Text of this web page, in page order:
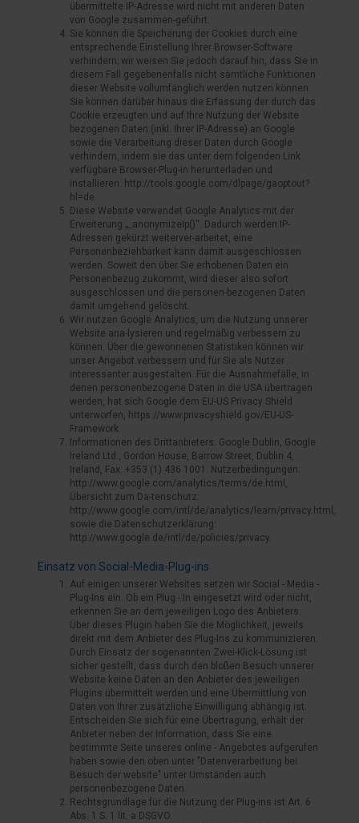
übermittelte IP-Adresse wird nicht mit anderen Daten
von Google zusammen-geführt.
Sie können die Speicherung der Cookies durch eine
entsprechende Einstellung Ihrer Browser-Software
verhindern; wir weisen Sie jedoch darauf hin, dass Sie in
diesem Fall gegebenenfalls nicht sämtliche Funktionen
dieser Website vollumfänglich werden nutzen können.
Sie können darüber hinaus die Erfassung der durch das
Cookie erzeugten und auf Ihre Nutzung der Website
bezogenen Daten (inkl. Ihrer IP-Adresse) an Google
sowie die Verarbeitung dieser Daten durch Google
verhindern, indem sie das unter dem folgenden Link
verfügbare Browser-Plug-in herunterladen und
installieren: http://tools.google.com/dlpage/gaoptout?
hl=de.
Diese Website verwendet Google Analytics mit der
Erweiterung „_anonymizeIp()“. Dadurch werden IP-
Adressen gekürzt weiterver-arbeitet, eine
Personenbeziehbarkeit kann damit ausgeschlossen
werden. Soweit den über Sie erhobenen Daten ein
Personenbezug zukommt, wird dieser also sofort
ausgeschlossen und die personen-bezogenen Daten
damit umgehend gelöscht.
Wir nutzen Google Analytics, um die Nutzung unserer
Website ana-lysieren und regelmäßig verbessern zu
können. Über die gewonnenen Statistiken können wir
unser Angebot verbessern und für Sie als Nutzer
interessanter ausgestalten. Für die Ausnahmefälle, in
denen personenbezogene Daten in die USA übertragen
werden, hat sich Google dem EU-US Privacy Shield
unterworfen, https://www.privacyshield.gov/EU-US-
Framework.
Informationen des Drittanbieters: Google Dublin, Google
Ireland Ltd., Gordon House, Barrow Street, Dublin 4,
Ireland, Fax: +353 (1) 436 1001. Nutzerbedingungen:
http://www.google.com/analytics/terms/de.html,
Übersicht zum Da-tenschutz:
http://www.google.com/intl/de/analytics/learn/privacy.html,
sowie die Datenschutzerklärung:
http://www.google.de/intl/de/policies/privacy.
Einsatz von Social-Media-Plug-ins
Auf einigen unserer Websites setzen wir Social - Media -
Plug-Ins ein. Ob ein Plug - In eingesetzt wird oder nicht,
erkennen Sie an dem jeweiligen Logo des Anbieters.
Über dieses Plugin haben Sie die Möglichkeit, jeweils
direkt mit dem Anbieter des Plug-Ins zu kommunizieren.
Durch Einsatz der sogenannten Zwei-Klick-Lösung ist
sicher gestellt, dass durch den bloßen Besuch unserer
Website keine Daten an den Anbieter des jeweiligen
Plugins übermittelt werden und eine Übermittlung von
Daten von Ihrer zusätzliche Einwilligung abhängig ist.
Entscheiden Sie sich für eine Übertragung, erhält der
Anbieter neben der Information, dass Sie eine
bestimmte Seite unseres online - Angebotes aufgerufen
haben sowie den oben unter "Datenverarbeitung bei
Besuch der website" unter Umständen auch
personenbezogene Daten.
Rechtsgrundlage für die Nutzung der Plug-ins ist Art. 6
Abs. 1 S. 1 lit. a DSGVO.